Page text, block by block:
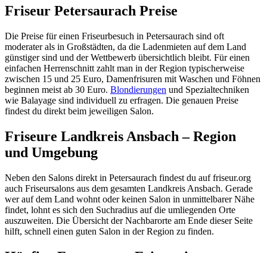
Friseur Petersaurach Preise
Die Preise für einen Friseurbesuch in Petersaurach sind oft
moderater als in Großstädten, da die Ladenmieten auf dem Land
günstiger sind und der Wettbewerb übersichtlich bleibt. Für einen
einfachen Herrenschnitt zahlt man in der Region typischerweise
zwischen 15 und 25 Euro, Damenfrisuren mit Waschen und Föhnen
beginnen meist ab 30 Euro. Blondierungen und Spezialtechniken
wie Balayage sind individuell zu erfragen. Die genauen Preise
findest du direkt beim jeweiligen Salon.
Friseure Landkreis Ansbach – Region
und Umgebung
Neben den Salons direkt in Petersaurach findest du auf friseur.org
auch Friseursalons aus dem gesamten Landkreis Ansbach. Gerade
wer auf dem Land wohnt oder keinen Salon in unmittelbarer Nähe
findet, lohnt es sich den Suchradius auf die umliegenden Orte
auszuweiten. Die Übersicht der Nachbarorte am Ende dieser Seite
hilft, schnell einen guten Salon in der Region zu finden.